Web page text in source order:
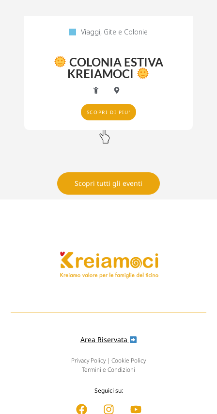
Viaggi, Gite e Colonie
COLONIA ESTIVA
KREIAMOCI
SCOPRI DI PIU'
Scopri tutti gli eventi
Seguici su:
Area Riservata
Privacy Policy| Cookie Policy
Termini e Condizioni